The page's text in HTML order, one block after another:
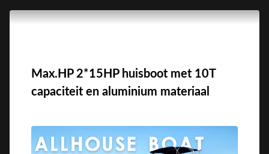
Max.HP 2*15HP huisboot met 10T
capaciteit en aluminium materiaal